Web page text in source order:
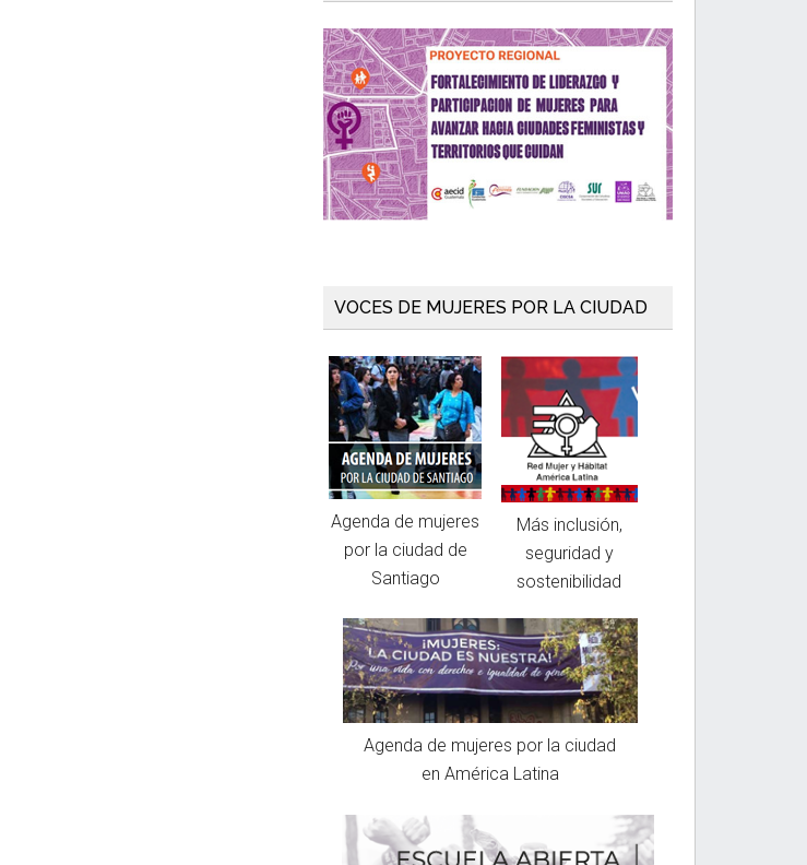
VOCES DE MUJERES POR LA CIUDAD
Agenda de mujeres
por la ciudad de
Santiago
Más inclusión,
seguridad y
sostenibilidad
Agenda de mujeres por la ciudad
en América Latina